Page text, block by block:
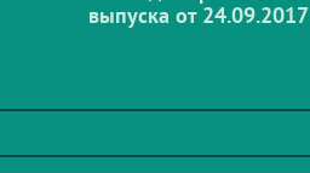
выпуска от 24.09.2017